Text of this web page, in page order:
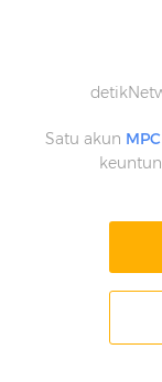
Satu akun MPC